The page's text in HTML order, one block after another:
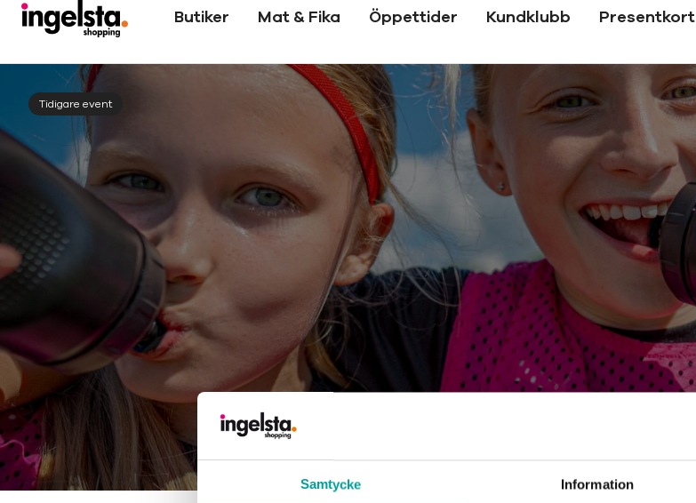
Samtycke Information
Butiker Mat & Fika Öppettider Kundklubb Presentkort
Tidigare event